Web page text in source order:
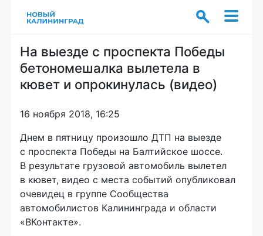
На выезде с проспекта Победы
бетономешалка вылетела в
кювет и опрокинулась (видео)
16 ноября 2018, 16:25
Днем в пятницу произошло ДТП на выезде
с проспекта Победы на Балтийское шоссе.
В результате грузовой автомобиль вылетел
в кювет, видео с места событий опубликовал
очевидец в группе Сообщества
автомобилистов Калининграда и области
«ВКонтакте».